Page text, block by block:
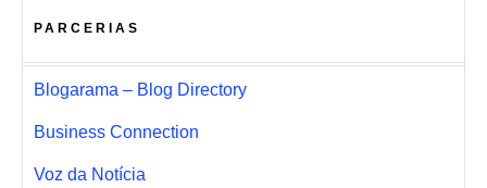
PARCERIAS
Blogarama – Blog Directory
Business Connection
Voz da Notícia